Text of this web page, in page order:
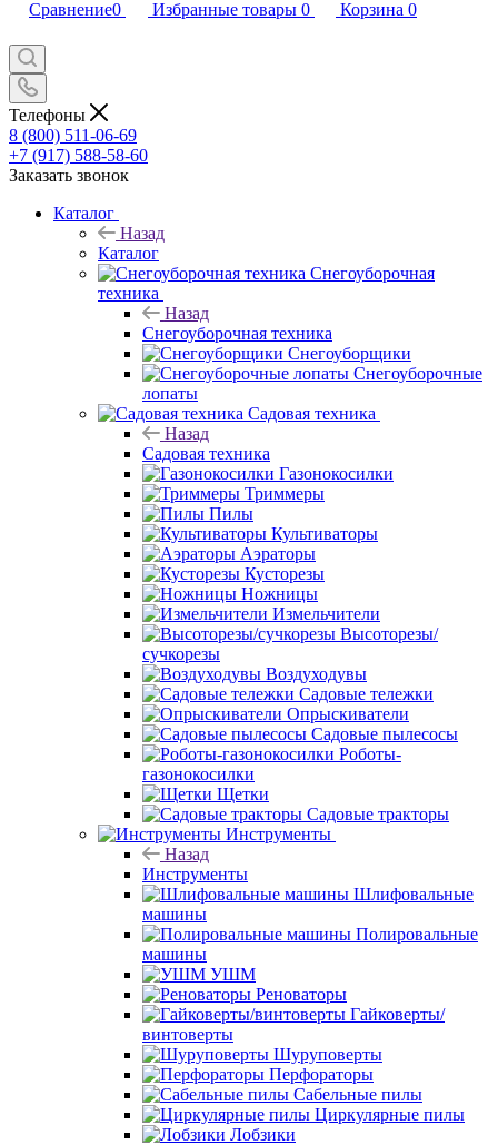
Сравнение0 Избранные товары 0 Корзина 0
Телефоны
8 (800) 511-06-69
+7 (917) 588-58-60
Заказать звонок
Каталог
Назад
Каталог
Снегоуборочная
техника
Назад
Снегоуборочная техника
Снегоуборщики
Снегоуборочные
лопаты
Садовая техника
Назад
Садовая техника
Газонокосилки
Триммеры
Пилы
Культиваторы
Аэраторы
Кусторезы
Ножницы
Измельчители
Высоторезы/
сучкорезы
Воздуходувы
Садовые тележки
Опрыскиватели
Садовые пылесосы
Роботы-
газонокосилки
Щетки
Садовые тракторы
Инструменты
Назад
Инструменты
Шлифовальные
машины
Полировальные
машины
УШМ
Реноваторы
Гайковерты/
винтоверты
Шуруповерты
Перфораторы
Сабельные пилы
Циркулярные пилы
Лобзики